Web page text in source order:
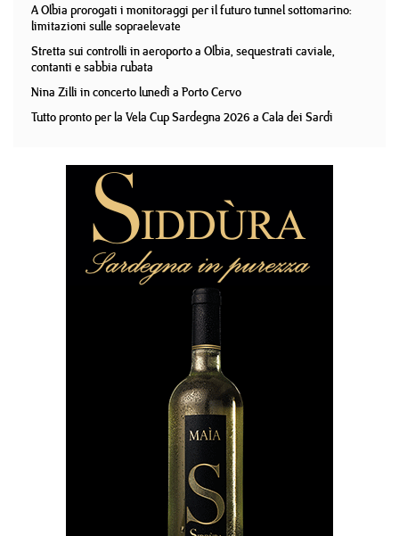
A Olbia prorogati i monitoraggi per il futuro tunnel sottomarino:
limitazioni sulle sopraelevate
Stretta sui controlli in aeroporto a Olbia, sequestrati caviale,
contanti e sabbia rubata
Nina Zilli in concerto lunedì a Porto Cervo
Tutto pronto per la Vela Cup Sardegna 2026 a Cala dei Sardi